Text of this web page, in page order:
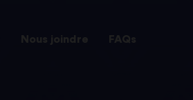
Nous joindre FAQs